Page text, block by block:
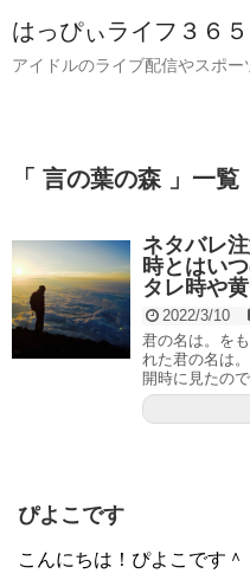
はっぴぃライフ３６
アイドルのライブ配信やスポー
「 言の葉の森 」一覧
ネタバレ
時とはい
タレ時や
2022/3/10
君の名は。を
れた君の名は
開時に見たので
ぴよこです
こんにちは！ぴよこです＾